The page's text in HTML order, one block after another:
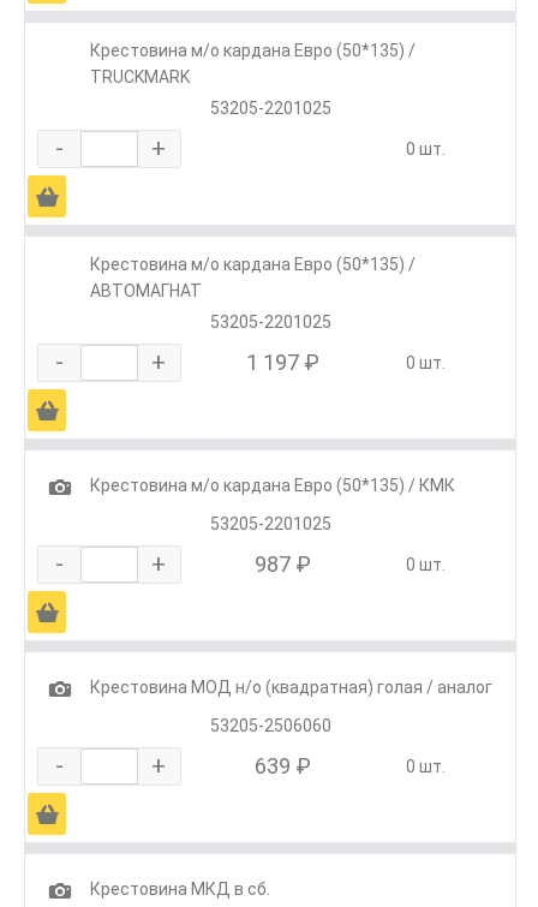
Крестовина м/о кардана Евро (50*135) /
TRUCKMARK
53205-2201025
- + 0 шт.
Ä
Крестовина м/о кардана Евро (50*135) /
АВТОМАГНАТ
53205-2201025
- + 1 197 ₽ 0 шт.
Ä
1
Крестовина м/о кардана Евро (50*135) / КМК
53205-2201025
- + 987 ₽ 0 шт.
Ä
1
Крестовина МОД н/о (квадратная) голая / аналог
53205-2506060
- + 639 ₽ 0 шт.
Ä
1
Крестовина МКД в сб.